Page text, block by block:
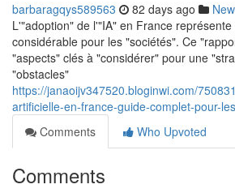
barbaragqys589563 82 days ago
L'"adoption" de l'"IA" en France
considérable pour les "sociétés". Ce
"aspects" clés à "considérer" pour une
"obstacles"
https://janaoijv347520.bloginwi.com/
artificielle-en-france-guide-complet-pour-
Comments
Who Upvoted
Comments